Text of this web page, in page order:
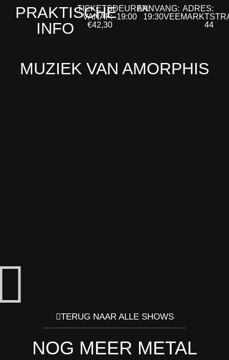
PRAKTISCHE
INFO
TICKETS
VANAF:
€42,30
DEUREN:
19:00
AANVANG:
19:30
ADRES:
44
MUZIEK VAN AMORPHIS
TERUG NAAR ALLE SHOWS
NOG MEER METAL